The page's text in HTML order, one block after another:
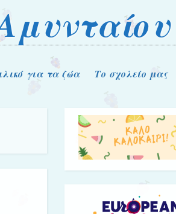
για τα ζώα Το σχολείο μας